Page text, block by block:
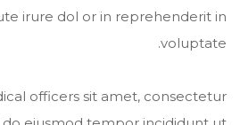
irure dol or in reprehenderit in
voluptate.
officers sit amet, consectetur